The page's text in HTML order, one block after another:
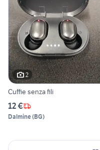
2
Cuffie senza fili
12 €
Dalmine(BG)